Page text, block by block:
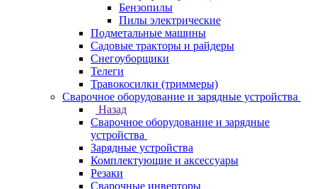
Бензопилы
Пилы электрические
Подметальные машины
Садовые тракторы и райдеры
Снегоуборщики
Телеги
Травокосилки (триммеры)
Сварочное оборудование и зарядные устройства
Назад
Сварочное оборудование и зарядные
устройства
Зарядные устройства
Комплектующие и аксессуары
Резаки
Сварочные инверторы